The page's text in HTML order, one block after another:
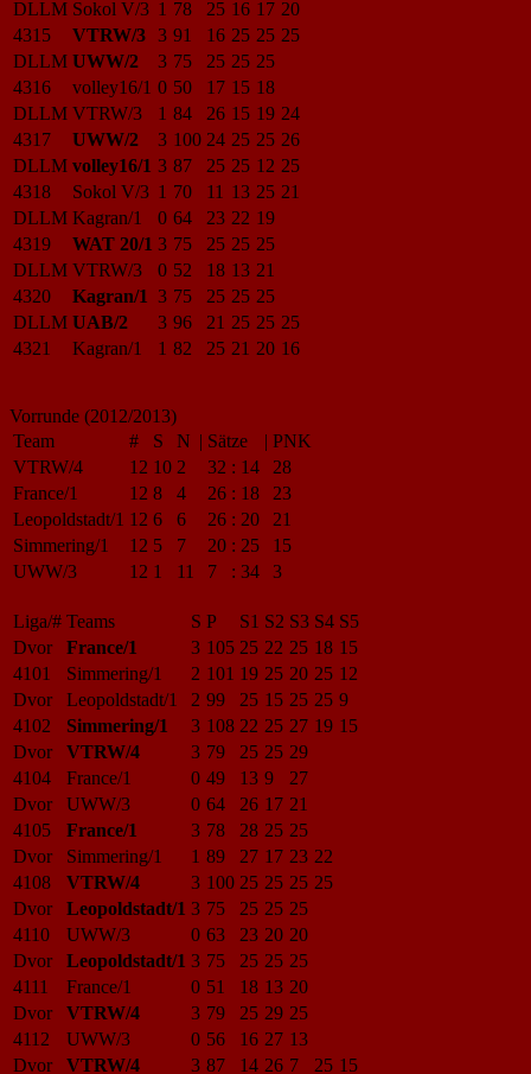
DLLM Sokol V/3 1 78 25 16 17 20
4315
VTRW/3 3 91 16 25 25 25
DLLM UWW/2 3 75 25 25 25
4316
volley16/1 0 50 17 15 18
DLLM VTRW/3 1 84 26 15 19 24
4317
UWW/2 3 100 24 25 25 26
DLLM volley16/1 3 87 25 25 12 25
4318
Sokol V/3 1 70 11 13 25 21
DLLM Kagran/1 0 64 23 22 19
4319
WAT 20/1 3 75 25 25 25
DLLM VTRW/3 0 52 18 13 21
4320
Kagran/1 3 75 25 25 25
DLLM UAB/2 3 96 21 25 25 25
4321
Kagran/1 1 82 25 21 20 16
Vorrunde (2012/2013)
Team
# S N | Sätze | PNK
VTRW/4
12 10 2 32 : 14
28
France/1
12 8 4 26 : 18
23
Leopoldstadt/1 12 6 6 26 : 20
21
Simmering/1
12 5 7 20 : 25
15
UWW/3
12 1 11 7 : 34 3
Liga/# Teams S P S1 S2 S3 S4 S5
Dvor
France/1 3 105 25 22 25 18 15
4101
Simmering/1 2 101 19 25 20 25 12
Dvor
Leopoldstadt/1 2 99 25 15 25 25 9
4102
Simmering/1 3 108 22 25 27 19 15
Dvor
VTRW/4 3 79 25 25 29
4104
France/1 0 49 13 9
27
Dvor
UWW/3 0 64 26 17 21
4105
France/1 3 78 28 25 25
Dvor
Simmering/1 1 89 27 17 23 22
4108
VTRW/4 3 100 25 25 25 25
Dvor
Leopoldstadt/1 3 75 25 25 25
4110
UWW/3 0 63 23 20 20
Dvor
Leopoldstadt/1 3 75 25 25 25
4111
France/1 0 51 18 13 20
Dvor
VTRW/4 3 79 25 29 25
4112
UWW/3 0 56 16 27 13
Dvor
VTRW/4 3 87 14 26 7 25 15